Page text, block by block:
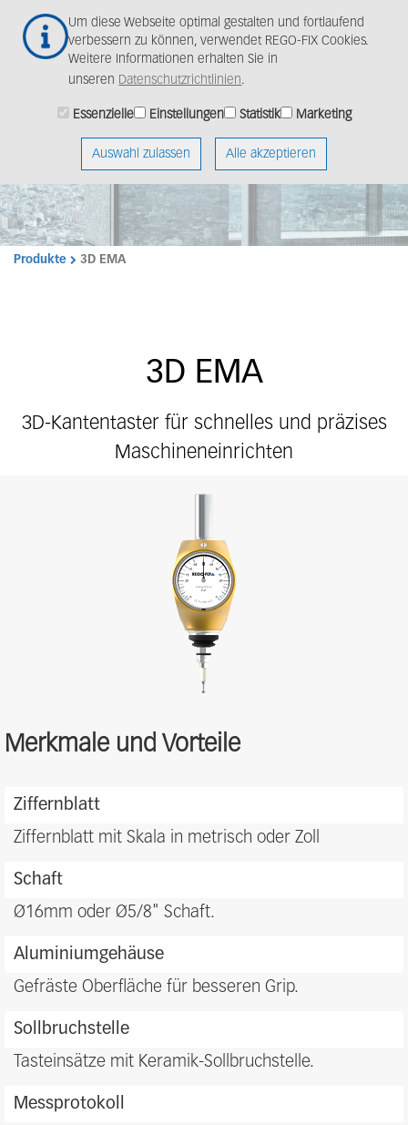
Um diese Webseite optimal gestalten und fortlaufend
verbessern zu können, verwendet REGO-FIX Cookies.
Weitere Informationen erhalten Sie in
unseren Datenschutzrichtlinien.
Essenzielle Einstellungen Statistik Marketing
Auswahl zulassen Alle akzeptieren
Hauptinhalt
springen
Produkte 3D EMA
3D EMA
3D-Kantentaster für schnelles und präzises
Maschineneinrichten
Merkmale und Vorteile
Features
benefits
Ziffernblatt
Ziffernblatt mit Skala in metrisch oder Zoll
Schaft
Ø16mm oder Ø5/8" Schaft.
Aluminiumgehäuse
Gefräste Oberfläche für besseren Grip.
Sollbruchstelle
Tasteinsätze mit Keramik-Sollbruchstelle.
Messprotokoll